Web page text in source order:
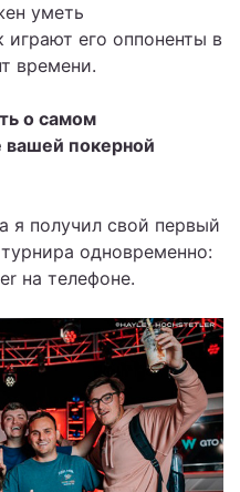
уметь
играют его оппоненты в
времени.
о самом
покерной
я получил свой первый
одновременно:
на телефоне.